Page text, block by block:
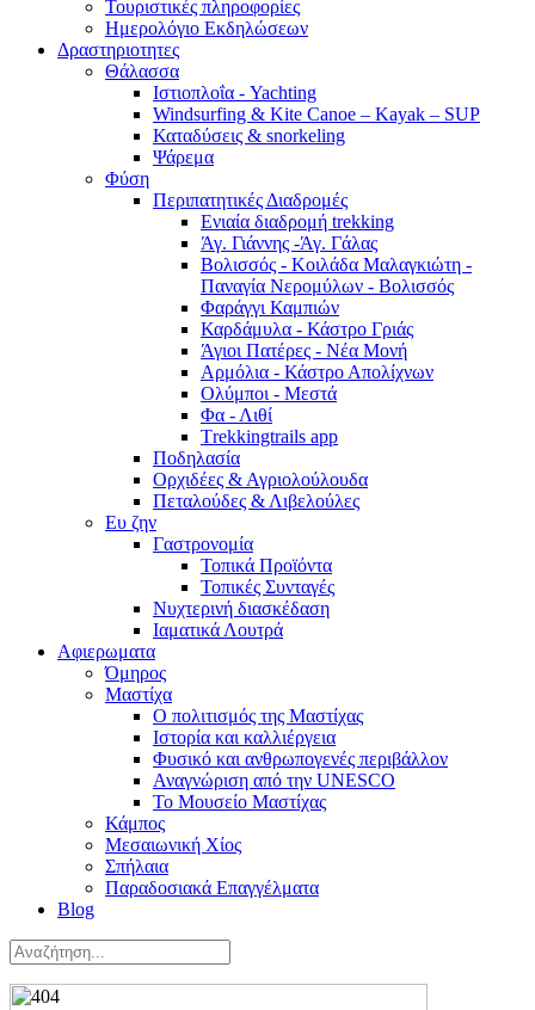
Τουριστικές πληροφορίες
Ημερολόγιο Εκδηλώσεων
Δραστηριοτητες
Θάλασσα
Ιστιοπλοΐα - Yachting
Windsurfing & Kite Canoe – Kayak – SUP
Καταδύσεις & snorkeling
Ψάρεμα
Φύση
Περιπατητικές Διαδρομές
Ενιαία διαδρομή trekking
Άγ. Γιάννης -Άγ. Γάλας
Βολισσός - Κοιλάδα Μαλαγκιώτη -
Παναγία Νερομύλων - Βολισσός
Φαράγγι Καμπιών
Καρδάμυλα - Κάστρο Γριάς
Άγιοι Πατέρες - Νέα Μονή
Αρμόλια - Κάστρο Απολίχνων
Ολύμποι - Μεστά
Φα - Λιθί
Τrekkingtrails app
Ποδηλασία
Ορχιδέες & Αγριολούλουδα
Πεταλούδες & Λιβελούλες
Ευ ζην
Γαστρονομία
Τοπικά Προϊόντα
Τοπικές Συνταγές
Νυχτερινή διασκέδαση
Ιαματικά Λουτρά
Αφιερωματα
Όμηρος
Μαστίχα
Ο πολιτισμός της Μαστίχας
Ιστορία και καλλιέργεια
Φυσικό και ανθρωπογενές περιβάλλον
Αναγνώριση από την UNESCO
Το Μουσείο Μαστίχας
Κάμπος
Μεσαιωνική Χίος
Σπήλαια
Παραδοσιακά Επαγγέλματα
Blog